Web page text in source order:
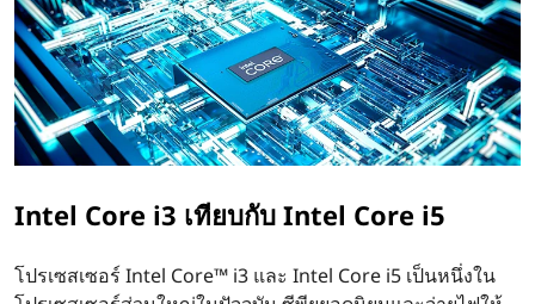
r
e
3
กั
e
3Intel Core i3 เทียบกับ Intel Core i5
โปรเซสเซอร์ Intel Core™ i3 และ Intel Core i5 เป็นหนึ่งใน